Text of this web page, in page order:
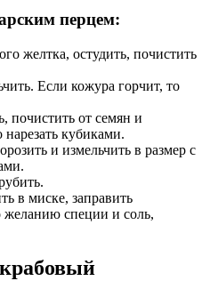
перцем:
желтка, остудить, почистить
Если кожура горчит, то
почистить от семян и
кубиками.
и измельчить в размер с
в миске, заправить
желанию специи и соль,